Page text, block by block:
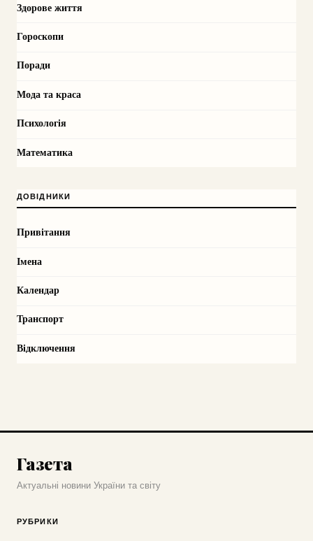
Здорове життя
Гороскопи
Поради
Мода та краса
Психологія
Математика
ДОВІДНИКИ
Привітання
Імена
Календар
Транспорт
Відключення
Газета
Актуальні новини України та світу
РУБРИКИ